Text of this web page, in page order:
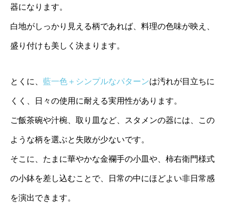
器になります。
白地がしっかり見える柄であれば、料理の色味が映え、
盛り付けも美しく決まります。
とくに、 藍一色＋シンプルなパターンは汚れが目立ちに
くく、日々の使用に耐える実用性があります。
ご飯茶碗や汁椀、取り皿など、スタメンの器には、この
ような柄を選ぶと失敗が少ないです。
そこに、たまに華やかな金襴手の小皿や、柿右衛門様式
の小鉢を差し込むことで、日常の中にほどよい非日常感
を演出できます。